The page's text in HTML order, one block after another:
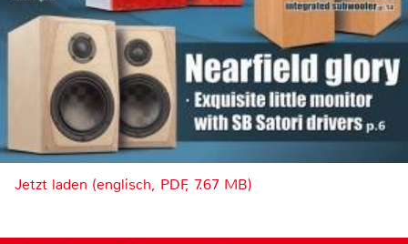
Jetzt laden (englisch, PDF, 7.67 MB)